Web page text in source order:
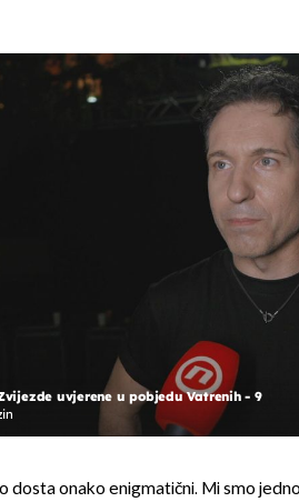
uvjerene u pobjedu Vatrenih - 9
dosta onako enigmatični. Mi smo